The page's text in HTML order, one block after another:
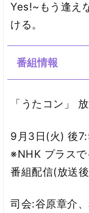
Yes!~もう逢え
ける。
番組情報
「うたコン」
9月3日(火) 後
※NHK プラス
番組配信(放送後
司会:谷原章介